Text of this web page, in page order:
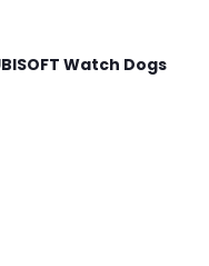
Watch Dogs